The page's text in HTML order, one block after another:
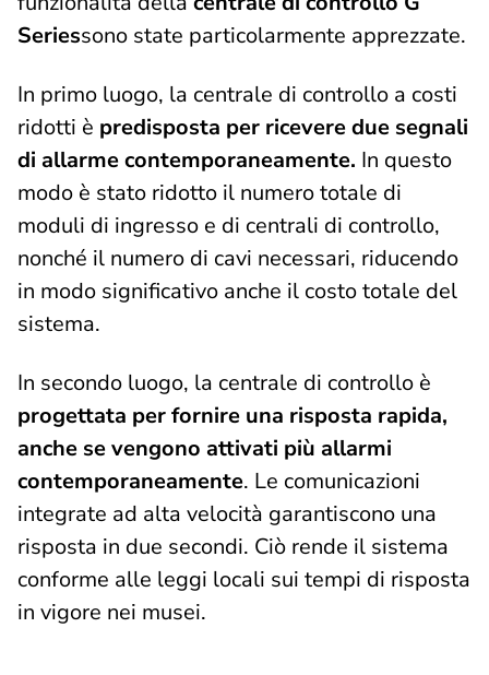
Seriessono state particolarmente apprezzate.
In primo luogo, la centrale di controllo a costi
ridotti è predisposta per ricevere due segnali
di allarme contemporaneamente. In questo
modo è stato ridotto il numero totale di
moduli di ingresso e di centrali di controllo,
nonché il numero di cavi necessari, riducendo
in modo significativo anche il costo totale del
sistema.
In secondo luogo, la centrale di controllo è
progettata per fornire una risposta rapida,
anche se vengono attivati più allarmi
contemporaneamente. Le comunicazioni
integrate ad alta velocità garantiscono una
risposta in due secondi. Ciò rende il sistema
conforme alle leggi locali sui tempi di risposta
in vigore nei musei.